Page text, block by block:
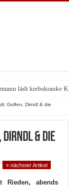
lädt krebskranke
Branche wurde
Golfen, Dirndl & die
Dirndl & die
» nächster Artikel
Rieden, abends